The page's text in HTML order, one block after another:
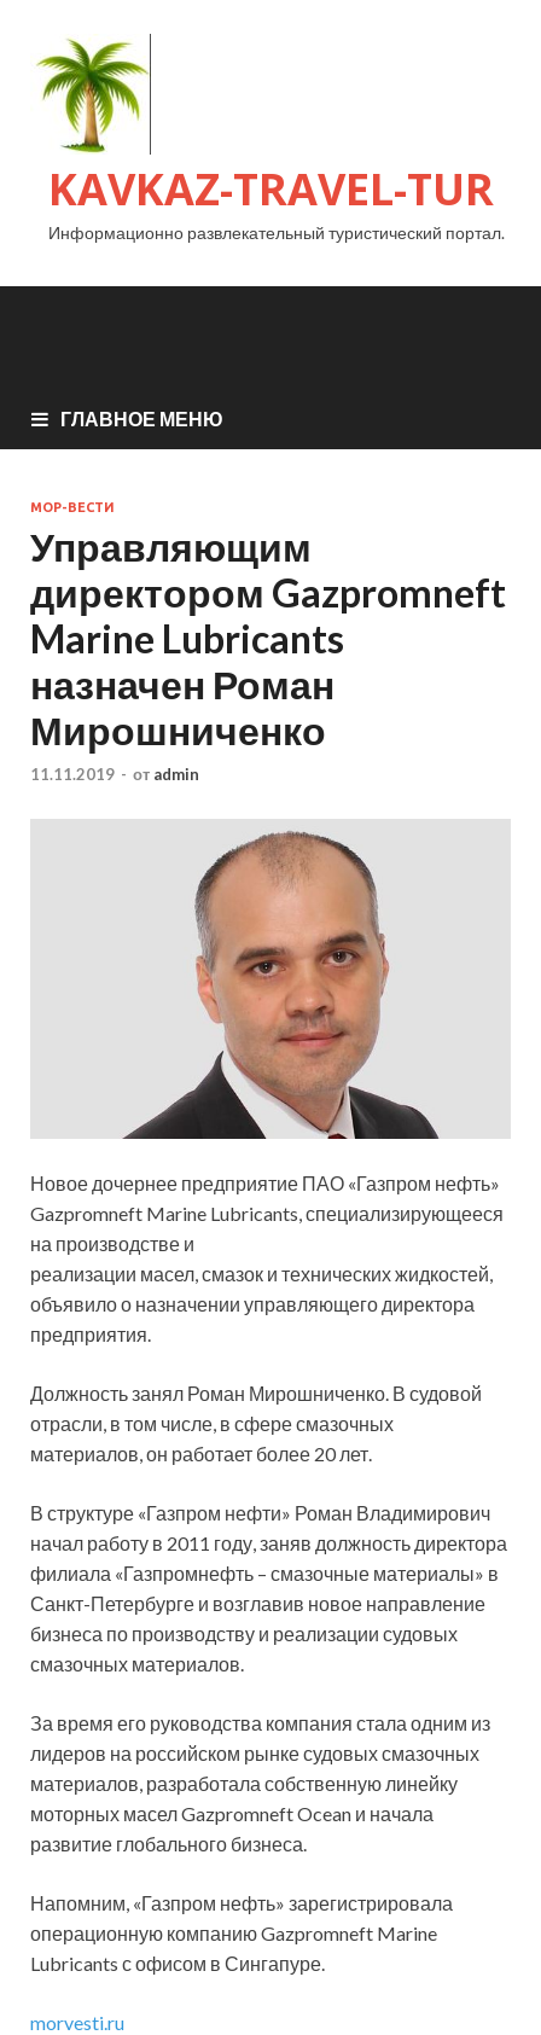
KAVKAZ-TRAVEL-TUR
Информационно развлекательный туристический портал.
ГЛАВНОЕ МЕНЮ
МОР-ВЕСТИ
Управляющим
директором Gazpromneft
Marine Lubricants
назначен Роман
Мирошниченко
11.11.2019 - от admin
Новое дочернее предприятие ПАО «Газпром нефть»
Gazpromneft Marine Lubricants, специализирующееся
на производстве и
реализации масел, смазок и технических жидкостей,
объявило о назначении управляющего директора
предприятия.
Должность занял Роман Мирошниченко. В судовой
отрасли, в том числе, в сфере смазочных
материалов, он работает более 20 лет.
В структуре «Газпром нефти» Роман Владимирович
начал работу в 2011 году, заняв должность директора
филиала «Газпромнефть – смазочные материалы» в
Санкт-Петербурге и возглавив новое направление
бизнеса по производству и реализации судовых
смазочных материалов.
За время его руководства компания стала одним из
лидеров на российском рынке судовых смазочных
материалов, разработала собственную линейку
моторных масел Gazpromneft Ocean и начала
развитие глобального бизнеса.
Напомним, «Газпром нефть» зарегистрировала
операционную компанию Gazpromneft Marine
Lubricants с офисом в Сингапуре.
morvesti.ru